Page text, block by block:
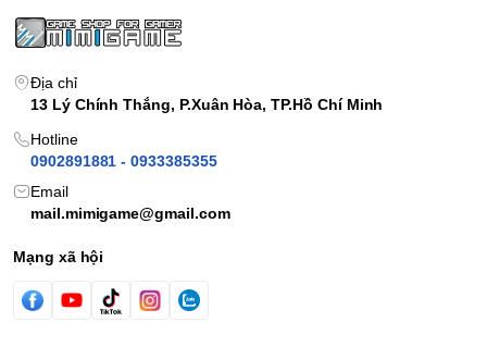
Địa chỉ
13 Lý Chính Thắng, P.Xuân Hòa, TP.Hồ Chí Minh
Hotline
0902891881 - 0933385355
Email
mail.mimigame@gmail.com
Mạng xã hội